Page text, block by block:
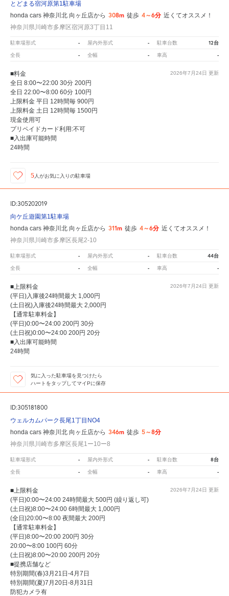
とどまる宿河原第1駐車場
honda cars 神奈川北 向ヶ丘店から 308m 徒歩 4～6分 近くてオススメ！
神奈川県川崎市多摩区宿河原3丁目11
駐車場形式 - 屋内外形式 - 駐車台数 12台
全長 - 全幅 - 車高 -
2026年7月24日 更新
■料金
全日 8:00〜22:00 30分 200円
全日 22:00〜8:00 60分 100円
上限料金 平日 12時間毎 900円
上限料金 土日 12時間毎 1500円
現金使用可
プリペイドカード利用:不可
■入出庫可能時間
24時間
5 人がお気に入りの駐車場
ID:305202019
向ケ丘遊園第1駐車場
honda cars 神奈川北 向ヶ丘店から 311m 徒歩 4～6分 近くてオススメ！
神奈川県川崎市多摩区長尾2-10
駐車場形式 - 屋内外形式 - 駐車台数 44台
全長 - 全幅 - 車高 -
2026年7月24日 更新
■上限料金
(平日)入庫後24時間最大 1,000円
(土日祝)入庫後24時間最大 2,000円
【通常駐車料金】
(平日)0:00〜24:00 200円 30分
(土日祝)0:00〜24:00 200円 20分
■入出庫可能時間
24時間
気に入った駐車場を見つけたら
ハートをタップしてマイPに保存
ID:305181800
ウェルカムパーク長尾1丁目NO4
honda cars 神奈川北 向ヶ丘店から 346m 徒歩 5～8分
神奈川県川崎市多摩区長尾1ー10ー8
駐車場形式 - 屋内外形式 - 駐車台数 8台
全長 - 全幅 - 車高 -
2026年7月24日 更新
■上限料金
(平日)0:00〜24:00 24時間最大 500円 (繰り返し可)
(土日祝)8:00〜24:00 6時間最大 1,000円
(全日)20:00〜8:00 夜間最大 200円
【通常駐車料金】
(平日)8:00〜20:00 200円 30分
20:00〜8:00 100円 60分
(土日祝)8:00〜20:00 200円 20分
■提携店舗など
特別期間(春)3月21日-4月7日
特別期間(夏)7月20日-8月31日
防犯カメラ有